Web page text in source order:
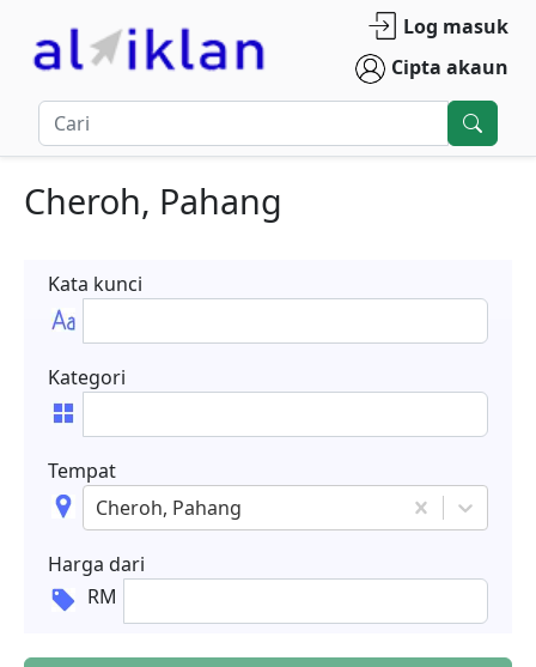
Log masuk
Cipta akaun
Cheroh, Pahang
Kata kunci
Kategori
Tempat
Cheroh, Pahang
Harga dari
RM